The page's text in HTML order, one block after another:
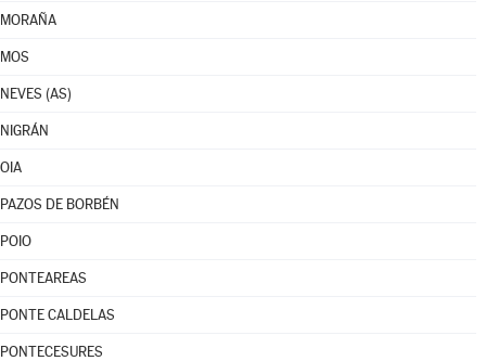
MORAÑA
MOS
NEVES (AS)
NIGRÁN
OIA
PAZOS DE BORBÉN
POIO
PONTEAREAS
PONTE CALDELAS
PONTECESURES